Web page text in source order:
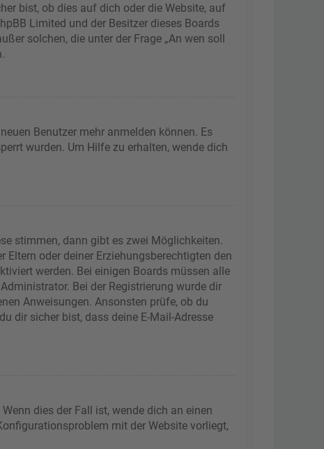
bist, ob dies auf dich oder die Website, auf
Limited und der Besitzer dieses Boards
solchen, die unter der Frage „An wen soll
Benutzer mehr anmelden können. Es
wurden. Um Hilfe zu erhalten, wende dich
stimmen, dann gibt es zwei Möglichkeiten.
oder deiner Erziehungsberechtigten den
werden. Bei einigen Boards müssen alle
Bei der Registrierung wurde dir
Anweisungen. Ansonsten prüfe, ob du
dir sicher bist, dass deine E-Mail-Adresse
dies der Fall ist, wende dich an einen
mit der Website vorliegt,